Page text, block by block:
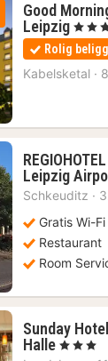
Good
Leipzig1
nat
fra
438
, 4
Rolig
Kabelsketal ·
Leipzig
Schkeuditz ·
Gratis Wi-Fi
Restaurant
Room
Sunday
Halle1
, 3 Stjerner